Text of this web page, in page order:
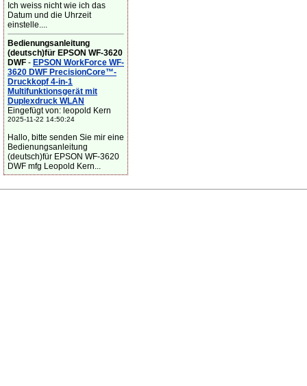
Ich weiss nicht wie ich das
Datum und die Uhrzeit
einstelle....
Bedienungsanleitung
(deutsch)für EPSON WF-3620
DWF - EPSON WorkForce WF-
3620 DWF PrecisionCore™-
Druckkopf 4-in-1
Multifunktionsgerät mit
Duplexdruck WLAN
Eingefügt von: leopold Kern
2025-11-22 14:50:24
Hallo, bitte senden Sie mir eine
Bedienungsanleitung
(deutsch)für EPSON WF-3620
DWF mfg Leopold Kern...